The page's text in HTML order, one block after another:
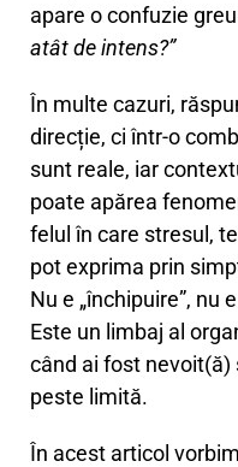
apare o confuzie
atât de intens?”
În multe cazuri,
direcție, ci într-o
sunt reale, iar
poate apărea
felul în care stresul,
pot exprima prin
Nu e „închipuire”, nu
Este un limbaj al
când ai fost
peste limită.
În acest articol